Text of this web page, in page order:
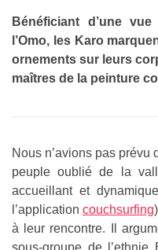
Bénéficiant d’une
l’Omo, les Karo
ornements sur leurs
maîtres de la peinture
Nous n’avions pas prévu
peuple oublié de la
accueillant et
l’application couchsurfing
à leur rencontre. Il
sous-groupe de